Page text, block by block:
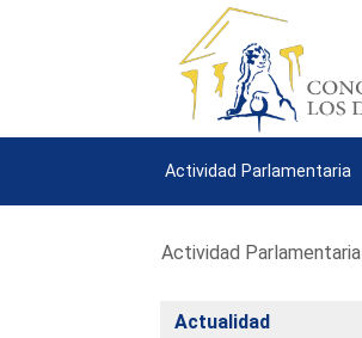
Actividad Parlamentaria
Actividad Parlamentaria
Actualidad